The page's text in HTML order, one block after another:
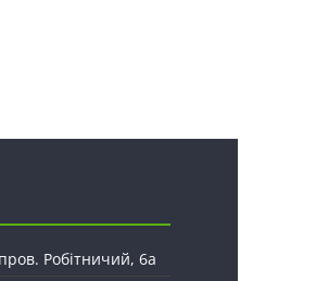
Робітничий, 6а